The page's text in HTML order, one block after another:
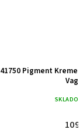
41750 Pigment
109